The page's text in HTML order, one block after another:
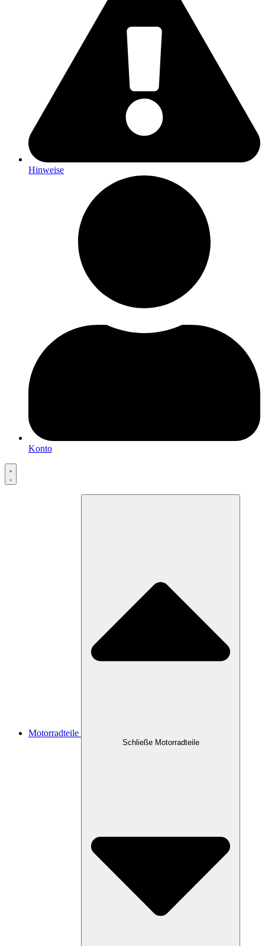
Hinweise
Konto
Motorradteile
Schließe Motorradteile